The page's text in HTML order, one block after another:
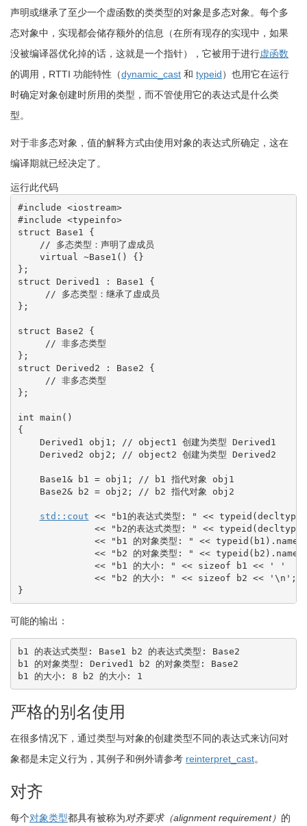
声明或继承了至少一个虚函数的类类型的对象是多态对象。每个多
态对象中，实现都会储存额外的信息（在所有现存的实现中，如果
没被编译器优化掉的话，这就是一个指针），它被用于进行虚函数
的调用，RTTI 功能特性（dynamic_cast 和 typeid）也用它在运行
时确定对象创建时所用的类型，而不管使用它的表达式是什么类
型。
对于非多态对象，值的解释方式由使用对象的表达式所确定，这在
编译期就已经决定了。
运行此代码
#include <iostream>
#include <typeinfo>
struct Base1 {
// 多态类型：声明了虚成员
virtual
~Base1 ( ) {}
} ;
struct Derived1 : Base1 {
// 多态类型：继承了虚成员
} ;
struct Base2 {
// 非多态类型
} ;
struct Derived2 : Base2 {
// 非多态类型
} ;
int main ( )
{
    Derived1 obj1
;
// object1 创建为类型 Derived1
    Derived2 obj2
; // object2 创建为类型 Derived2
    Base1
& b1 = obj1 ;
// b1 指代对象 obj1
    Base2
& b2 = obj2 ; // b2 指代对象 obj2
std:: cout << "b1的表达式类型: " << typeid (decltype
<<
"b2的表达式类型: " << typeid (decltype
<<
"b1 的对象类型: " << typeid ( b1 ) . name
<<
"b2 的对象类型: " << typeid ( b2 ) . name
<<
"b1 的大小: " << sizeof b1 <<
' '
<<
"b2 的大小: " << sizeof b2 << ' \n ' ;
}
可能的输出：
b1 的表达式类型: Base1 b2 的表达式类型: Base2
b1 的对象类型: Derived1 b2 的对象类型: Base2
b1 的大小: 8 b2 的大小: 1
严格的别名使用
在很多情况下，通过类型与对象的创建类型不同的表达式来访问对
象都是未定义行为，其例子和例外请参考 reinterpret_cast。
对齐
每个对象类型都具有被称为对齐要求（alignment requirement） 的